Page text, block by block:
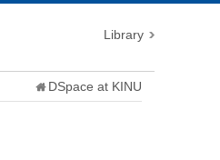
Library
DSpace at KINU